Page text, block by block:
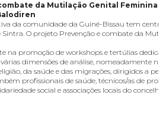
da Mutilação Genital Feminina”
da comunidade da Guiné-Bissau tem
O projeto Prevenção e combate da
na promoção de workshops e tertúlias
dimensões de análise, nomeadamente na
da saúde e das migrações, dirigidos a
profissionais de saúde, técnicos/as de
social e associações locais do